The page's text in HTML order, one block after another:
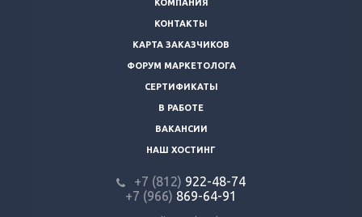
КОМПАНИЯ
КОНТАКТЫ
КАРТА ЗАКАЗЧИКОВ
ФОРУМ МАРКЕТОЛОГА
СЕРТИФИКАТЫ
В РАБОТЕ
ВАКАНСИИ
НАШ ХОСТИНГ
+7 (812) 922-48-74
+7 (966) 869-64-91